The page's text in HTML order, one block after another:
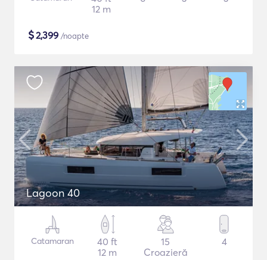
12 m
$2,399 /noapte
Lagoon 40
Catamaran
40 ft
12 m
15
Croazieră
4